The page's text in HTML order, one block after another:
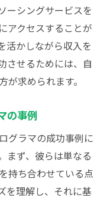
ーシングサービスを
アクセスすることが
活かしながら収入を
させるためには、自
求められます。
の事例
グラマの成功事例に
まず、彼らは単なる
持ち合わせている点
を理解し、それに基